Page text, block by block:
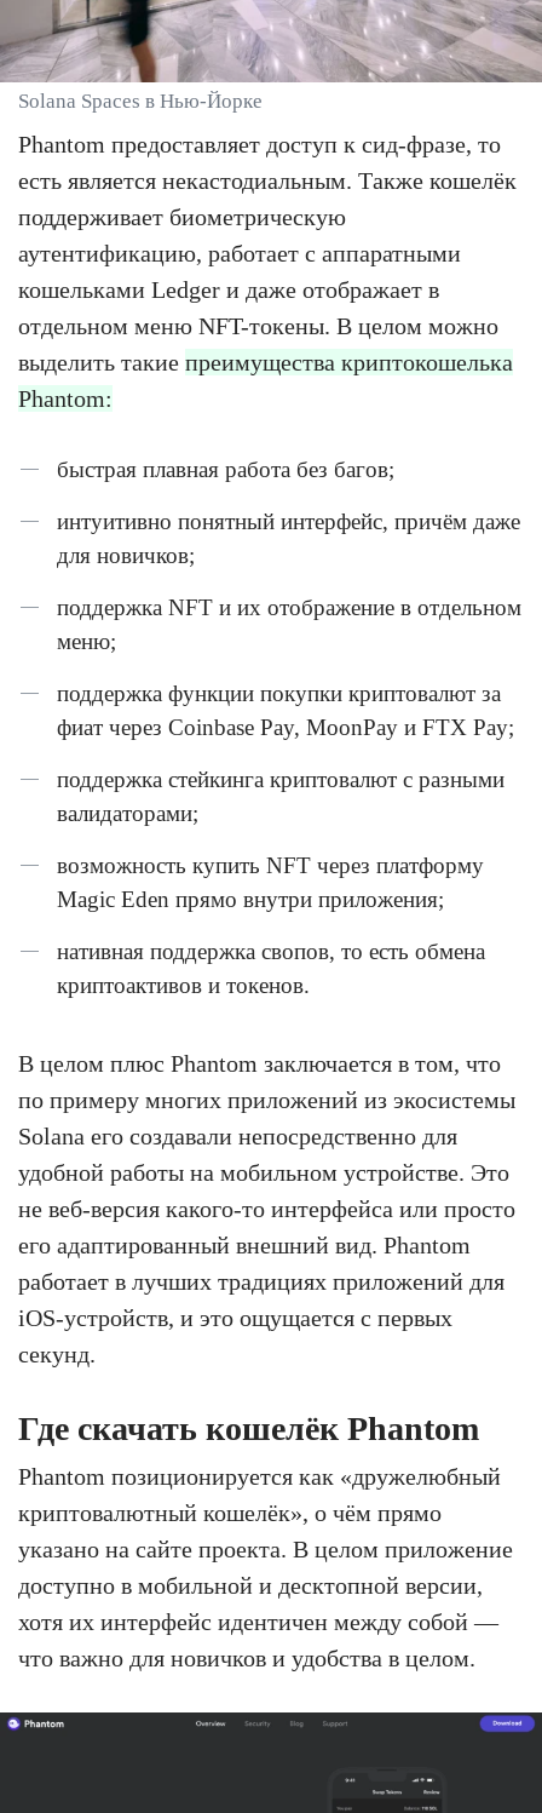
Solana Spaces в Нью-Йорке
Phantom предоставляет доступ к сид-фразе, то
есть является некастодиальным. Также кошелёк
поддерживает биометрическую
аутентификацию, работает с аппаратными
кошельками Ledger и даже отображает в
отдельном меню NFT-токены. В целом можно
выделить такие преимущества криптокошелька
Phantom:
быстрая плавная работа без багов;
интуитивно понятный интерфейс, причём даже
для новичков;
поддержка NFT и их отображение в отдельном
меню;
поддержка функции покупки криптовалют за
фиат через Coinbase Pay, MoonPay и FTX Pay;
поддержка стейкинга криптовалют с разными
валидаторами;
возможность купить NFT через платформу
Magic Eden прямо внутри приложения;
нативная поддержка свопов, то есть обмена
криптоактивов и токенов.
В целом плюс Phantom заключается в том, что
по примеру многих приложений из экосистемы
Solana его создавали непосредственно для
удобной работы на мобильном устройстве. Это
не веб-версия какого-то интерфейса или просто
его адаптированный внешний вид. Phantom
работает в лучших традициях приложений для
iOS-устройств, и это ощущается с первых
секунд.
Где скачать кошелёк Phantom
Phantom позиционируется как «дружелюбный
криптовалютный кошелёк», о чём прямо
указано на сайте проекта. В целом приложение
доступно в мобильной и десктопной версии,
хотя их интерфейс идентичен между собой —
что важно для новичков и удобства в целом.